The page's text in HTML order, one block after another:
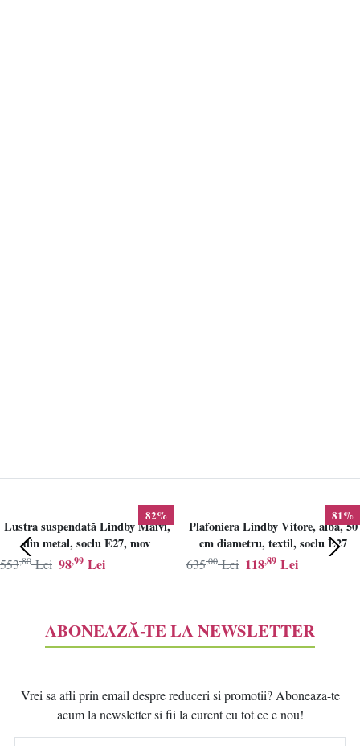
82%
Lustra suspendată Lindby Maivi,
din metal, soclu E27, mov
98,99 Lei
553,80 Lei
81%
Plafoniera Lindby Vitore, alba, 50
cm diametru, textil, soclu E27
118,89 Lei
635,00 Lei
ABONEAZĂ-TE LA NEWSLETTER
Vrei sa afli prin email despre reduceri si promotii? Aboneaza-te
acum la newsletter si fii la curent cu tot ce e nou!